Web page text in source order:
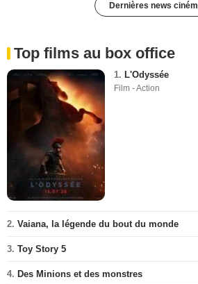
Dernières news
Top films au box office
1. L'Odyssée
Film - Action
2. Vaiana, la légende du bout du monde
3. Toy Story 5
4. Des Minions et des monstres